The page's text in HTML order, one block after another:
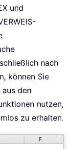
und
nach
können Sie
den
nutzen,
zu erhalten.